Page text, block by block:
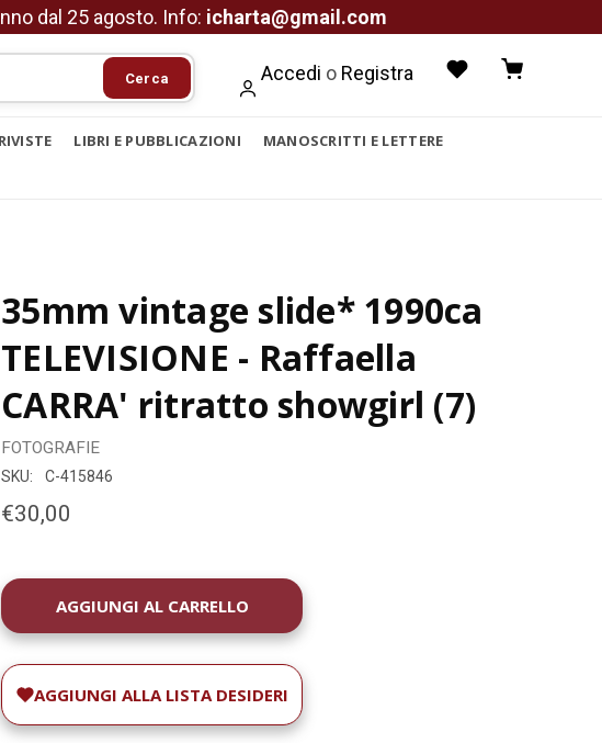
dal 25 agosto. Info: icharta@gmail.com
Cerca Accedi o Registra
LIBRI E PUBBLICAZIONI
MANOSCRITTI E LETTERE
35mm vintage slide* 1990ca
TELEVISIONE - Raffaella
CARRA' ritratto showgirl (7)
FOTOGRAFIE
SKU: C-415846
€30,00
DISPONIBILITÀ
ATTUALE:
AGGIUNGI ALLA LISTA DESIDERI